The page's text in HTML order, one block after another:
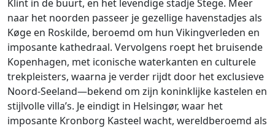
Klint in de buurt, en het levendige stadje Stege. Meer
naar het noorden passeer je gezellige havenstadjes als
Køge en Roskilde, beroemd om hun Vikingverleden en
imposante kathedraal. Vervolgens roept het bruisende
Kopenhagen, met iconische waterkanten en culturele
trekpleisters, waarna je verder rijdt door het exclusieve
Noord-Seeland—bekend om zijn koninklijke kastelen en
stijlvolle villa’s. Je eindigt in Helsingør, waar het
imposante Kronborg Kasteel wacht, wereldberoemd als